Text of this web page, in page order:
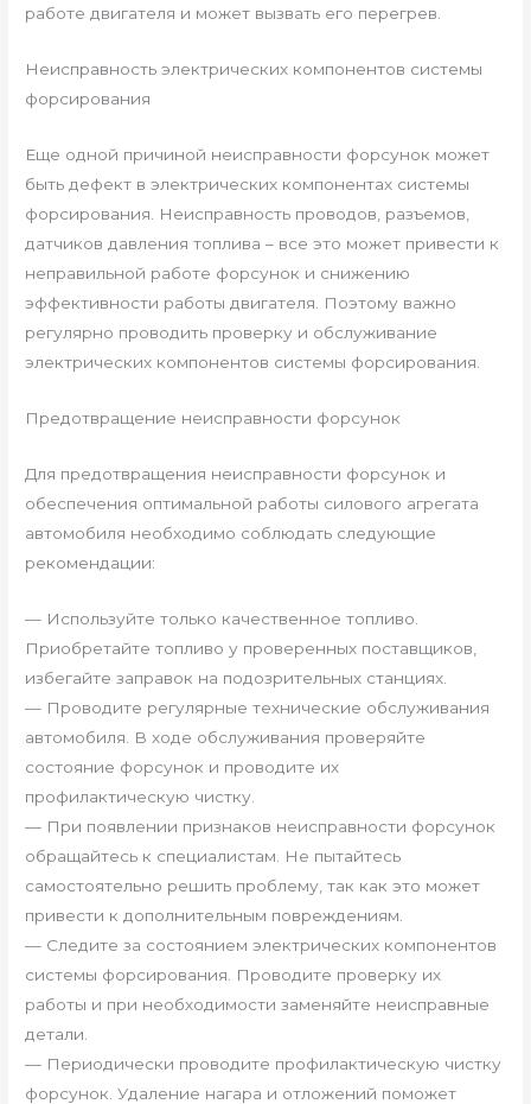
работе двигателя и может вызвать его перегрев.
Неисправность электрических компонентов системы
форсирования
Еще одной причиной неисправности форсунок может
быть дефект в электрических компонентах системы
форсирования. Неисправность проводов, разъемов,
датчиков давления топлива – все это может привести к
неправильной работе форсунок и снижению
эффективности работы двигателя. Поэтому важно
регулярно проводить проверку и обслуживание
электрических компонентов системы форсирования.
Предотвращение неисправности форсунок
Для предотвращения неисправности форсунок и
обеспечения оптимальной работы силового агрегата
автомобиля необходимо соблюдать следующие
рекомендации:
— Используйте только качественное топливо.
Приобретайте топливо у проверенных поставщиков,
избегайте заправок на подозрительных станциях.
— Проводите регулярные технические обслуживания
автомобиля. В ходе обслуживания проверяйте
состояние форсунок и проводите их
профилактическую чистку.
— При появлении признаков неисправности форсунок
обращайтесь к специалистам. Не пытайтесь
самостоятельно решить проблему, так как это может
привести к дополнительным повреждениям.
— Следите за состоянием электрических компонентов
системы форсирования. Проводите проверку их
работы и при необходимости заменяйте неисправные
детали.
— Периодически проводите профилактическую чистку
форсунок. Удаление нагара и отложений поможет